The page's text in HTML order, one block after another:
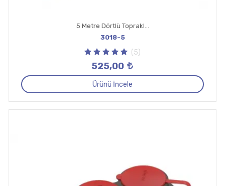
5 Metre Dörtlü Topraklı Priz
3018-5
(5)
525,00
Ürünü İncele